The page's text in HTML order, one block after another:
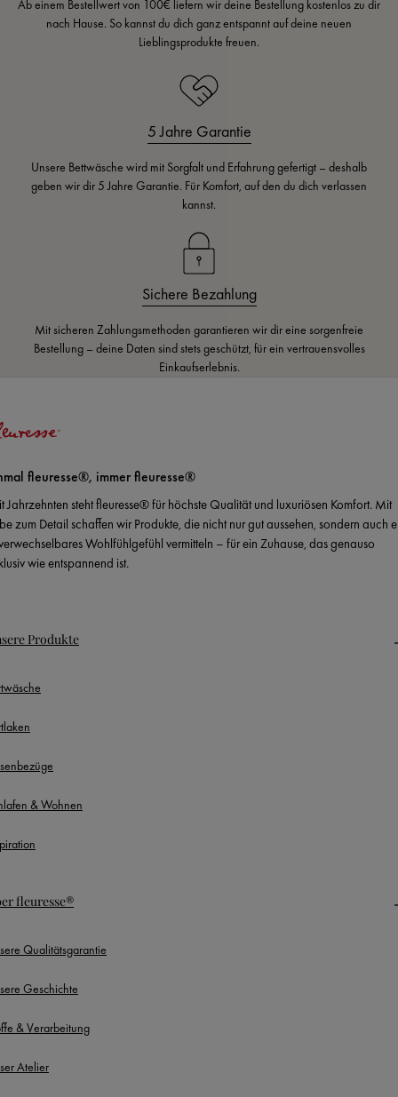
Ab einem Bestellwert von 100€ liefern wir deine Bestellung kostenlos zu dir
nach Hause. So kannst du dich ganz entspannt auf deine neuen
Lieblingsprodukte freuen.
5 Jahre Garantie
Unsere Bettwäsche wird mit Sorgfalt und Erfahrung gefertigt – deshalb
geben wir dir 5 Jahre Garantie. Für Komfort, auf den du dich verlassen
kannst.
Sichere Bezahlung
Mit sicheren Zahlungsmethoden garantieren wir dir eine sorgenfreie
Bestellung – deine Daten sind stets geschützt, für ein vertrauensvolles
Einkaufserlebnis.
fleuresse®, immer fleuresse®
Jahrzehnten steht fleuresse® für höchste Qualität und luxuriösen Komfort. Mit
zum Detail schaffen wir Produkte, die nicht nur gut aussehen, sondern auch
Wohlfühlgefühl vermitteln – für ein Zuhause, das genauso
wie entspannend ist.
Produkte
& Wohnen
fleuresse®
Qualitätsgarantie
Geschichte
& Verarbeitung
Atelier